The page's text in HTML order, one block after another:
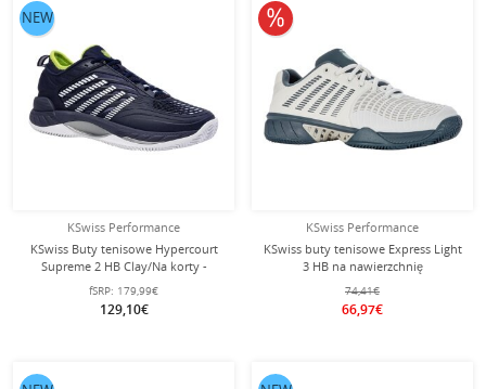
KSwiss Performance
KSwiss Buty tenisowe Hypercourt
Supreme 2 HB Clay/Na korty -
granatowy/biały/limonkowy Męskie
fSRP: 179,99€
129,10€
NEW
KSwiss Performance
KSwiss buty tenisowe Express Light
3 HB na nawierzchnię
ceglaną/piaskową białe/turkusowe
męskie
74,41€
66,97€
10% obniżone